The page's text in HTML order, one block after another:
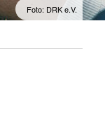
Foto: DRK e.V.